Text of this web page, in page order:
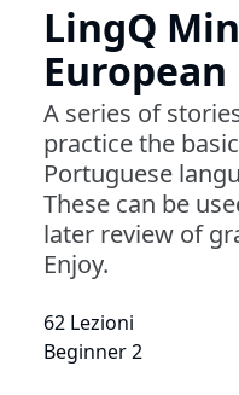
LingQ
A series of
practice the
Portuguese
These can be
later review of
Enjoy.
62 Lezioni
Beginner 2